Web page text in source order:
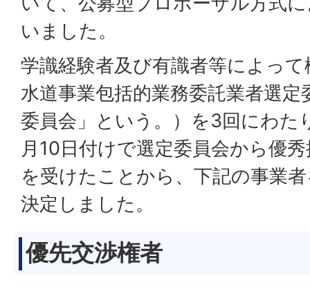
いました。
学識経験者及び有識者等によっ
水道事業包括的業務委託業者選定
委員会」という。）を3回にわた
月10日付けで選定委員会から優
を受けたことから、下記の事業
決定しました。
優先交渉権者